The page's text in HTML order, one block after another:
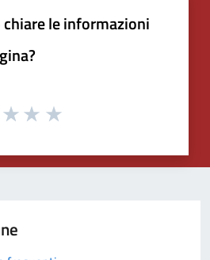
le informazioni